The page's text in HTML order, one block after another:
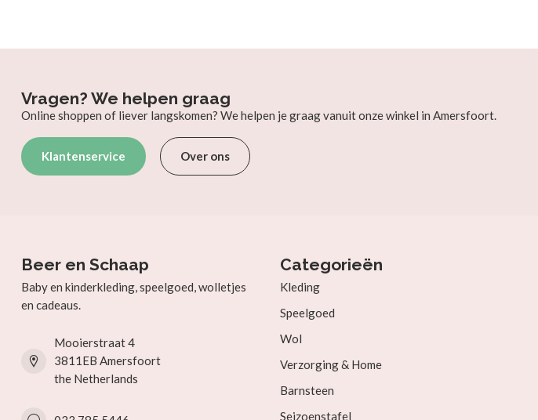
Vragen? We helpen graag
Online shoppen of liever langskomen? We helpen je graag vanuit onze winkel in Amersfoort.
Klantenservice Over ons
Beer en Schaap
Baby en kinderkleding, speelgoed, wolletjes
en cadeaus.
Mooierstraat 4
3811EB Amersfoort
the Netherlands
Categorieën
Kleding
Speelgoed
Wol
Verzorging & Home
Barnsteen
Seizoenstafel